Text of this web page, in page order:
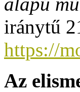
iránytű
https://
Az